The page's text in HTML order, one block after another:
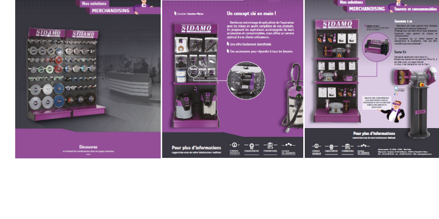
DISQUES ABRASIFS
Disques abrasifs agglomérés
Meules d'ébarbage
TRAITEMENT DE SURFACE
Disques à lamelles
Disque intissé
Disques fibre
Roues à lamelles
Meules sur tige
NETTOYAGE
Aspirateurs